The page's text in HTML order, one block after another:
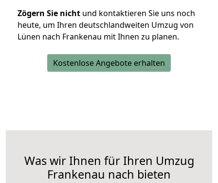
Zögern Sie nicht und kontaktieren Sie uns noch
heute, um Ihren deutschlandweiten Umzug von
Lünen nach Frankenau mit Ihnen zu planen.
Kostenlose Angebote erhalten
Was wir Ihnen für Ihren Umzug
Frankenau nach bieten